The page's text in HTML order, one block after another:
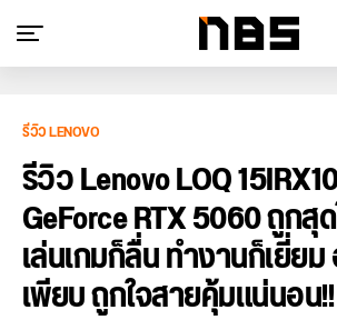
รีวิว LENOVO
รีวิว Lenovo LOQ
GeForce RTX 5060 ถูกสุ
เล่นเกมก็ลื่น ทำงานก็เยี่ยม
เพียบ ถูกใจสายคุ้มแน่นอน!!